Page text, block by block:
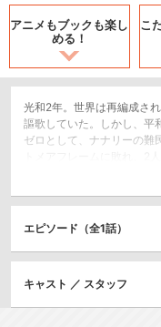
アニメもブックも楽し
める！
こ
光和2年。世界は再編成さ
謳歌していた。しかし、平
ゼロとして、ナナリーの難
トメアフレームに敗れ、2
命を受け、戦士の国・ジ
撃者に“元嚮主様”と呼ばれ
大軍すらも打ち破った無敵
絶望か。果たして、ギア
C.の思惑とは――。
SF/ファンタジー
ロボット/メカ
エピソード（全1話）
キャスト ／ スタッフ